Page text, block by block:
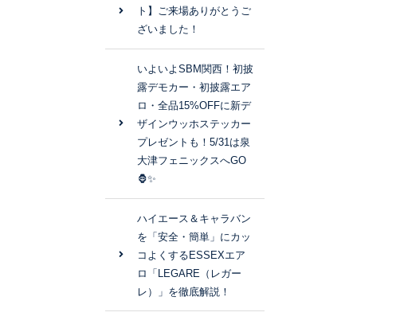
ト】ご来場ありがとうご
ざいました！
いよいよSBM関西！初披
露デモカー・初披露エア
ロ・全品15%OFFに新デ
ザインウッホステッカー
プレゼントも！5/31は泉
大津フェニックスへGO
🦍✨
ハイエース＆キャラバン
を「安全・簡単」にカッ
コよくするESSEXエア
ロ「LEGARE（レガー
レ）」を徹底解説！